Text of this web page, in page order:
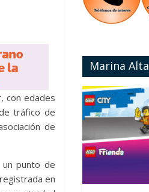
con edades
tráfico de
de
un punto de
en
Marina Alta